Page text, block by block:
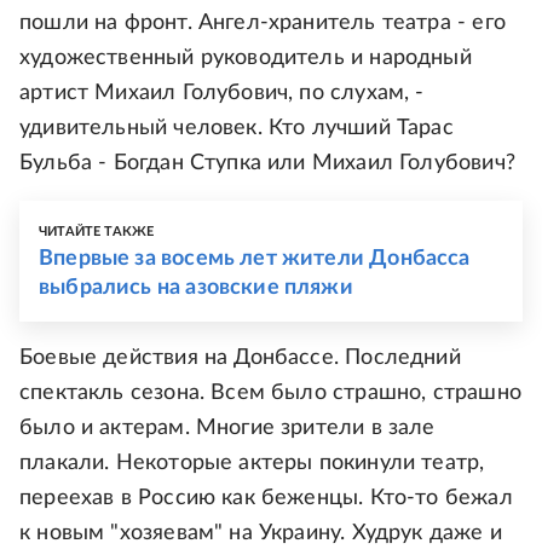
пошли на фронт. Ангел-хранитель театра - его
художественный руководитель и народный
артист Михаил Голубович, по слухам, -
удивительный человек. Кто лучший Тарас
Бульба - Богдан Ступка или Михаил Голубович?
ЧИТАЙТЕ ТАКЖЕ
Впервые за восемь лет жители Донбасса
выбрались на азовские пляжи
Боевые действия на Донбассе. Последний
спектакль сезона. Всем было страшно, страшно
было и актерам. Многие зрители в зале
плакали. Некоторые актеры покинули театр,
переехав в Россию как беженцы. Кто-то бежал
к новым "хозяевам" на Украину. Худрук даже и